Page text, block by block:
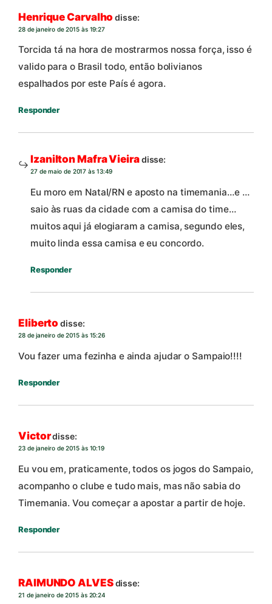
Henrique Carvalho disse:
28 de janeiro de 2015 às 19:27
Torcida tá na hora de mostrarmos nossa força, isso é
valido para o Brasil todo, então bolivianos
espalhados por este País é agora.
Responder
Izanilton Mafra Vieiradisse:
27 de maio de 2017 às 13:49
Eu moro em Natal/RN e aposto na timemania…e …
saio às ruas da cidade com a camisa do time…
muitos aqui já elogiaram a camisa, segundo eles,
muito linda essa camisa e eu concordo.
Responder
Eliberto disse:
28 de janeiro de 2015 às 15:26
Vou fazer uma fezinha e ainda ajudar o Sampaio!!!!
Responder
Victordisse:
23 de janeiro de 2015 às 10:19
Eu vou em, praticamente, todos os jogos do Sampaio,
acompanho o clube e tudo mais, mas não sabia do
Timemania. Vou começar a apostar a partir de hoje.
Responder
RAIMUNDO ALVESdisse:
21 de janeiro de 2015 às 20:24